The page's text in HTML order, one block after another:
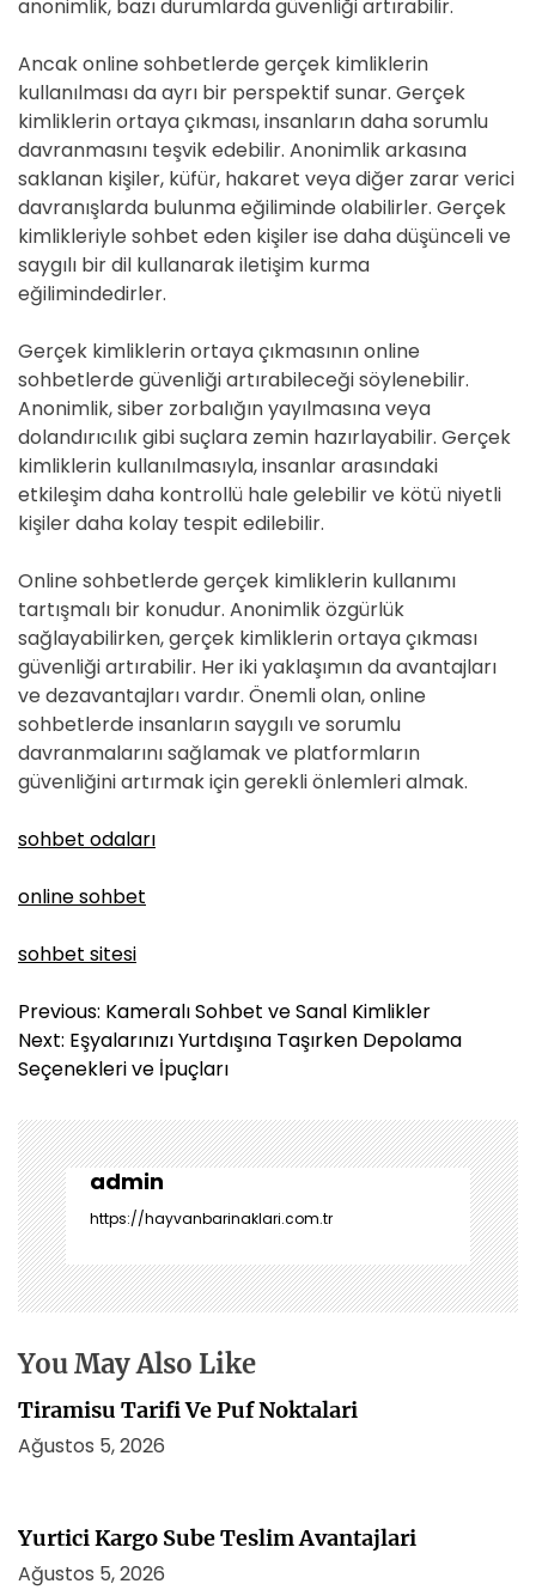
anonimlik, bazı durumlarda güvenliği artırabilir.
Ancak online sohbetlerde gerçek kimliklerin
kullanılması da ayrı bir perspektif sunar. Gerçek
kimliklerin ortaya çıkması, insanların daha sorumlu
davranmasını teşvik edebilir. Anonimlik arkasına
saklanan kişiler, küfür, hakaret veya diğer zarar verici
davranışlarda bulunma eğiliminde olabilirler. Gerçek
kimlikleriyle sohbet eden kişiler ise daha düşünceli ve
saygılı bir dil kullanarak iletişim kurma
eğilimindedirler.
Gerçek kimliklerin ortaya çıkmasının online
sohbetlerde güvenliği artırabileceği söylenebilir.
Anonimlik, siber zorbalığın yayılmasına veya
dolandırıcılık gibi suçlara zemin hazırlayabilir. Gerçek
kimliklerin kullanılmasıyla, insanlar arasındaki
etkileşim daha kontrollü hale gelebilir ve kötü niyetli
kişiler daha kolay tespit edilebilir.
Online sohbetlerde gerçek kimliklerin kullanımı
tartışmalı bir konudur. Anonimlik özgürlük
sağlayabilirken, gerçek kimliklerin ortaya çıkması
güvenliği artırabilir. Her iki yaklaşımın da avantajları
ve dezavantajları vardır. Önemli olan, online
sohbetlerde insanların saygılı ve sorumlu
davranmalarını sağlamak ve platformların
güvenliğini artırmak için gerekli önlemleri almak.
sohbet odaları
online sohbet
sohbet sitesi
Y
a
z
g
e
z
i
n
m
e
i
Previous: Kameralı Sohbet ve Sanal Kimlikler
Next: Eşyalarınızı Yurtdışına Taşırken Depolama
Seçenekleri ve İpuçları
admin
https://hayvanbarinaklari.com.tr
You May Also Like
Tiramisu Tarifi Ve Puf Noktalari
Ağustos 5, 2026
Yurtici Kargo Sube Teslim Avantajlari
Ağustos 5, 2026